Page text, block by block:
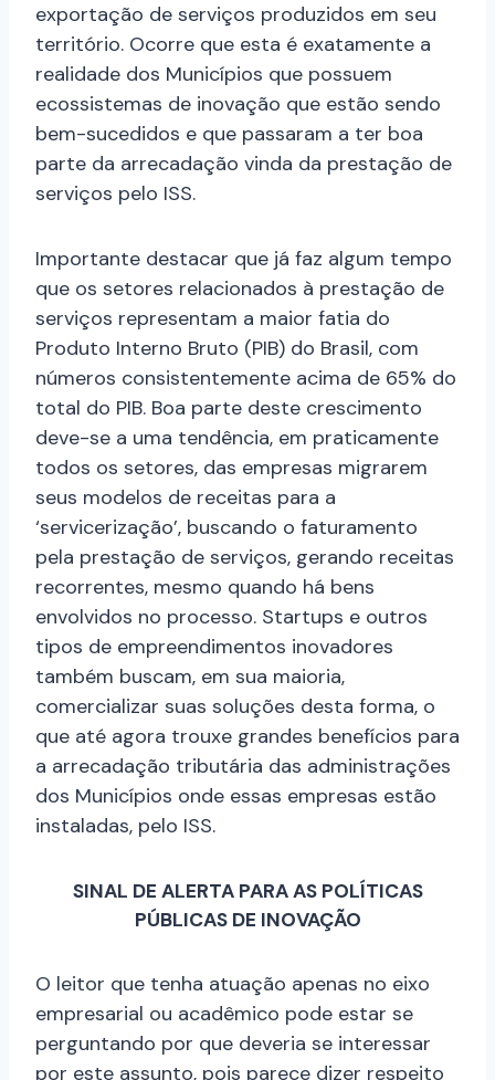
exportação de serviços produzidos em seu
território. Ocorre que esta é exatamente a
realidade dos Municípios que possuem
ecossistemas de inovação que estão sendo
bem-sucedidos e que passaram a ter boa
parte da arrecadação vinda da prestação de
serviços pelo ISS.
Importante destacar que já faz algum tempo
que os setores relacionados à prestação de
serviços representam a maior fatia do
Produto Interno Bruto (PIB) do Brasil, com
números consistentemente acima de 65% do
total do PIB. Boa parte deste crescimento
deve-se a uma tendência, em praticamente
todos os setores, das empresas migrarem
seus modelos de receitas para a
‘servicerização’, buscando o faturamento
pela prestação de serviços, gerando receitas
recorrentes, mesmo quando há bens
envolvidos no processo. Startups e outros
tipos de empreendimentos inovadores
também buscam, em sua maioria,
comercializar suas soluções desta forma, o
que até agora trouxe grandes benefícios para
a arrecadação tributária das administrações
dos Municípios onde essas empresas estão
instaladas, pelo ISS.
SINAL DE ALERTA PARA AS POLÍTICAS
PÚBLICAS DE INOVAÇÃO
O leitor que tenha atuação apenas no eixo
empresarial ou acadêmico pode estar se
perguntando por que deveria se interessar
por este assunto, pois parece dizer respeito